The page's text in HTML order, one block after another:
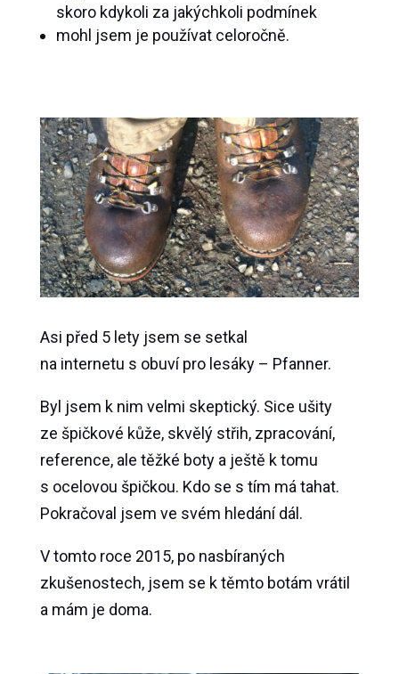
skoro kdykoli za jakýchkoli podmínek
mohl jsem je používat celoročně.
Asi před 5 lety jsem se setkal
na internetu s obuví pro lesáky – Pfanner.
Byl jsem k nim velmi skeptický. Sice ušity
ze špičkové kůže, skvělý střih, zpracování,
reference, ale těžké boty a ještě k tomu
s ocelovou špičkou. Kdo se s tím má tahat.
Pokračoval jsem ve svém hledání dál.
V tomto roce 2015, po nasbíraných
zkušenostech, jsem se k těmto botám vrátil
a mám je doma.